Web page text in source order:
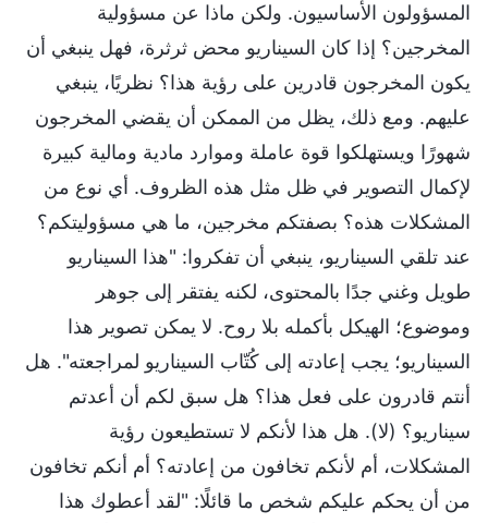
المسؤولون الأساسيون. ولكن ماذا عن مسؤولية
المخرجين؟ إذا كان السيناريو محض ثرثرة، فهل ينبغي أن
يكون المخرجون قادرين على رؤية هذا؟ نظريًا، ينبغي
عليهم. ومع ذلك، يظل من الممكن أن يقضي المخرجون
شهورًا ويستهلكوا قوة عاملة وموارد مادية ومالية كبيرة
لإكمال التصوير في ظل مثل هذه الظروف. أي نوع من
المشكلات هذه؟ بصفتكم مخرجين، ما هي مسؤوليتكم؟
عند تلقي السيناريو، ينبغي أن تفكروا: "هذا السيناريو
طويل وغني جدًا بالمحتوى، لكنه يفتقر إلى جوهر
وموضوع؛ الهيكل بأكمله بلا روح. لا يمكن تصوير هذا
السيناريو؛ يجب إعادته إلى كُتّاب السيناريو لمراجعته". هل
أنتم قادرون على فعل هذا؟ هل سبق لكم أن أعدتم
سيناريو؟ (لا). هل هذا لأنكم لا تستطيعون رؤية
المشكلات، أم لأنكم تخافون من إعادته؟ أم أنكم تخافون
من أن يحكم عليكم شخص ما قائلًا: "لقد أعطوك هذا